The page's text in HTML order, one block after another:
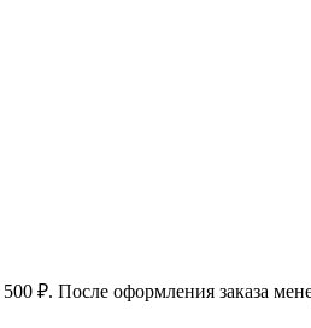
500 ₽. После оформления заказа